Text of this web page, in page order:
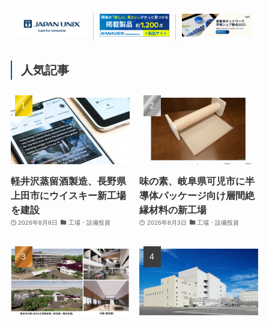
人気記事
軽井沢蒸留酒製造、長野県
上田市にウイスキー新工場
を建設
2026年8月8日 工場・設備投資
味の素、岐阜県可児市に半
導体パッケージ向け層間絶
縁材料の新工場
2026年8月3日 工場・設備投資